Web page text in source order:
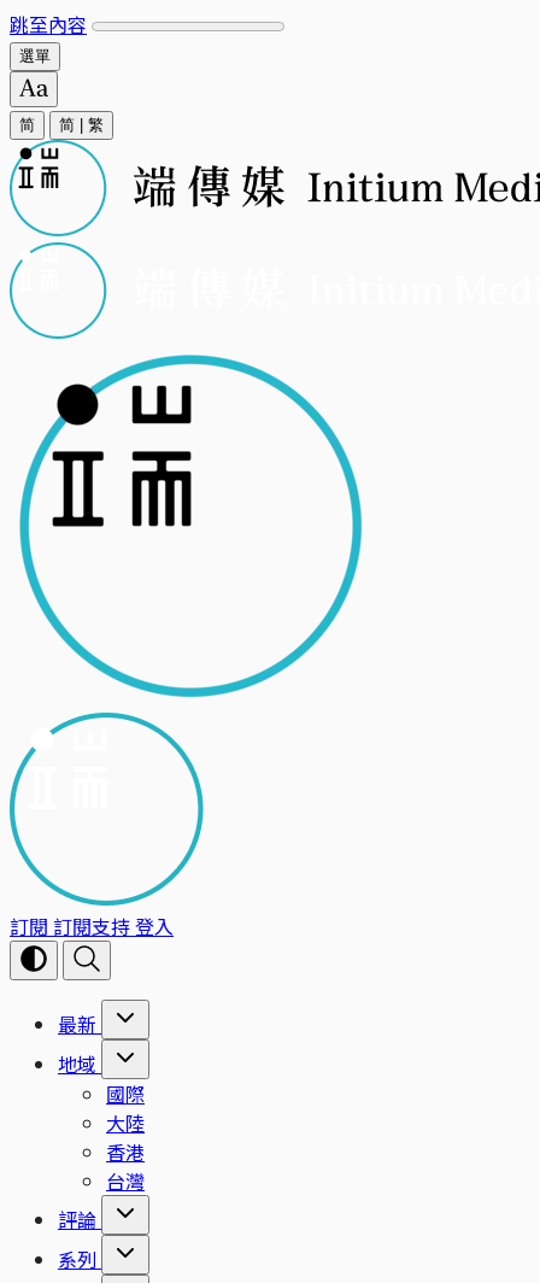
跳至內容
選單
简 简 繁
訂閱 訂閱支持登入
最新
地域
國際
大陸
香港
台灣
評論
系列